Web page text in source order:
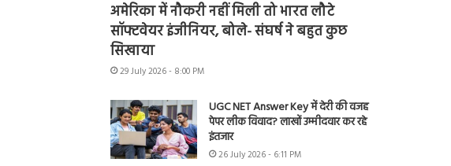
अमेरिका में नौकरी नहीं मिली तो भारत लौटे
सॉफ्टवेयर इंजीनियर, बोले- संघर्ष ने बहुत कुछ
सिखाया
29 July 2026 - 8:00 PM
UGC NET Answer Key में देरी की वजह
पेपर लीक विवाद? लाखों उम्मीदवार कर रहे
इंतजार
26 July 2026 - 6:11 PM